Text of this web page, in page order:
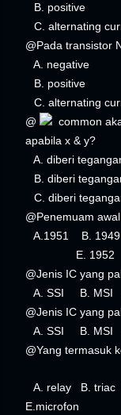
B.
C. alternating
@Pada transistor
A.
B.
C. alternating
@
common
apabila x & y?
A. diberi
B. diberi tegangan
C. diberi
@Penemuam
A.1951 B.
E. 1952
@Jenis IC yang
A. SSI B. MSI
@Jenis IC yang
A. SSI B. MSI
@Yang termasuk
A. relay B.
E.microfon